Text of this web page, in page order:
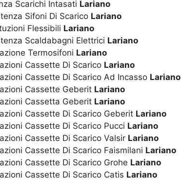
Scarichi Intasati Lariano
Sifoni Di Scarico Lariano
Flessibili Lariano
Scaldabagni Elettrici Lariano
Termosifoni Lariano
Cassette Di Scarico Lariano
Cassette Di Scarico Ad Incasso Lariano
Cassette Geberit Lariano
Cassetta Geberit Lariano
Cassette Di Scarico Geberit Lariano
Cassette Di Scarico Pucci Lariano
Cassette Di Scarico Valsir Lariano
Cassette Di Scarico Faismilani Lariano
Cassette Di Scarico Grohe Lariano
Cassette Di Scarico Catis Lariano